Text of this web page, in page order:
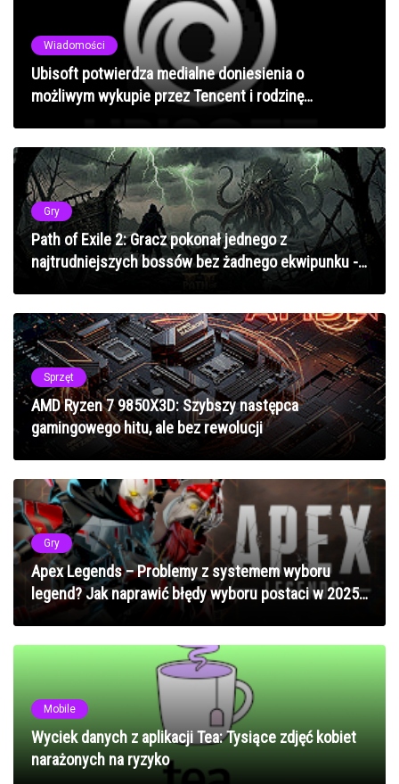
Wiadomości
Ubisoft potwierdza medialne doniesienia o
możliwym wykupie przez Tencent i rodzinę
Gry
Path of Exile 2: Gracz pokonał jednego z
najtrudniejszych bossów bez żadnego ekwipunku -
Sprzęt
AMD Ryzen 7 9850X3D: Szybszy następca
gamingowego hitu, ale bez rewolucji
Gry
Apex Legends – Problemy z systemem wyboru
legend? Jak naprawić błędy wyboru postaci w 2025
roku
Mobile
Wyciek danych z aplikacji Tea: Tysiące zdjęć kobiet
narażonych na ryzyko